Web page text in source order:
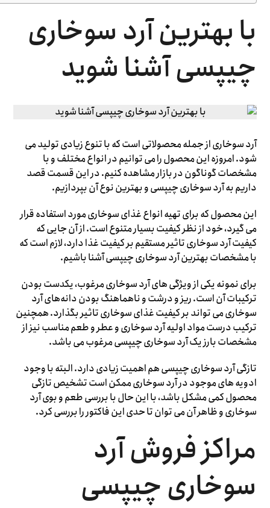
با بهترین آرد سوخاری
چیپسی آشنا شوید
آرد سوخاری از جمله محصولاتی است که با تنوع زیادی تولید می
شود. امروزه این محصول را می ‌توانیم در انواع مختلف و با
مشخصات گوناگون در بازار مشاهده کنیم. در این قسمت قصد
داریم به آرد سوخاری چیپسی و بهترین نوع آن بپردازیم.
این محصول که برای تهیه انواع غذای سوخاری مورد استفاده قرار
می ‌گیرد، خود از نظر کیفیت بسیار متنوع است. از آن جایی که
کیفیت آرد سوخاری تاثیر مستقیم بر کیفیت غذا دارد، لازم است که
با مشخصات بهترین آرد سوخاری چیپسی آشنا باشیم.
برای نمونه یکی از ویژگی‌ های آرد سوخاری مرغوب، یکدست بودن
ترکیبات آن است. ریز و درشت و ناهماهنگ بودن دانه‌های آرد
سوخاری می ‌تواند بر کیفیت غذای سوخاری تاثیر بگذارد. همچنین
ترکیب درست مواد اولیه آرد سوخاری و عطر و طعم مناسب نیز از
مشخصات بارز یک آرد سوخاری چیپسی مرغوب می باشد.
تازگی آرد سوخاری چیپسی هم اهمیت زیادی دارد. البته با وجود
ادویه های موجود در آرد سوخاری ممکن است تشخیص تازگی
محصول کمی مشکل باشد، با این حال با بررسی طعم و بوی آرد
سوخاری و ظاهر آن می ‌توان تا حدی این فاکتور را بررسی کرد.
مراکز فروش آرد
سوخاری چیپسی